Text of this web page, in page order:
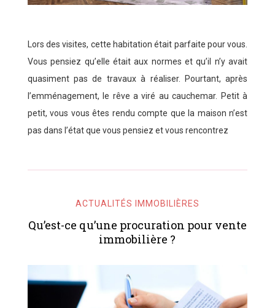
Lors des visites, cette habitation était parfaite pour vous.
Vous pensiez qu’elle était aux normes et qu’il n’y avait
quasiment pas de travaux à réaliser. Pourtant, après
l’emménagement, le rêve a viré au cauchemar. Petit à
petit, vous vous êtes rendu compte que la maison n’est
pas dans l’état que vous pensiez et vous rencontrez
ACTUALITÉS IMMOBILIÈRES
Qu’est-ce qu’une procuration pour vente
immobilière ?